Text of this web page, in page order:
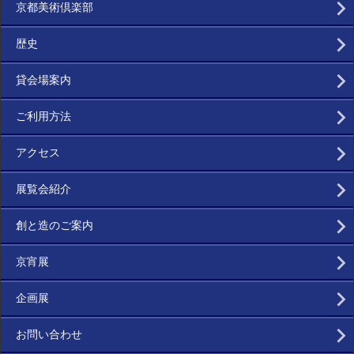
京都美術倶楽部
歴史
貸会場案内
ご利用方法
アクセス
展覧会紹介
創と造のご案内
京宵展
企画展
お問い合わせ